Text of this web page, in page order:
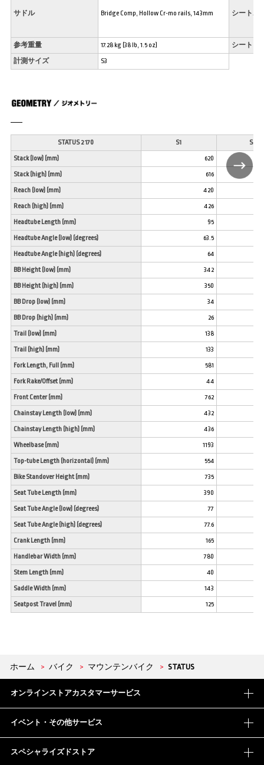
サドル Bridge Comp, Hollow Cr-mo rails, 143mm シートポ
参考重量 17.28 kg (38 lb, 1.5 oz) シートク
計測サイズ S3
STATUS 2 170 S1 S2
Stack (low) (mm) 620
Stack (high) (mm) 616
Reach (low) (mm) 420
Reach (high) (mm) 426
Headtube Length (mm) 95
Headtube Angle (low) (degrees) 63.5
Headtube Angle (high) (degrees) 64
BB Height (low) (mm) 342
BB Height (high) (mm) 350
BB Drop (low) (mm) 34
BB Drop (high) (mm) 26
Trail (low) (mm) 138
Trail (high) (mm) 133
Fork Length, Full (mm) 581
Fork Rake/Offset (mm) 44
Front Center (mm) 762
Chainstay Length (low) (mm) 432
Chainstay Length (high) (mm) 436
Wheelbase (mm) 1193
Top-tube Length (horizontal) (mm) 554
Bike Standover Height (mm) 735
Seat Tube Length (mm) 390
Seat Tube Angle (low) (degrees) 77
Seat Tube Angle (high) (degrees) 77.6
Crank Length (mm) 165
Handlebar Width (mm) 780
Stem Length (mm) 40
Saddle Width (mm) 143
Seatpost Travel (mm) 125
ホーム > バイク > マウンテンバイク > STATUS
オンラインストアカスタマーサービス
イベント・その他サービス
スペシャライズドストア